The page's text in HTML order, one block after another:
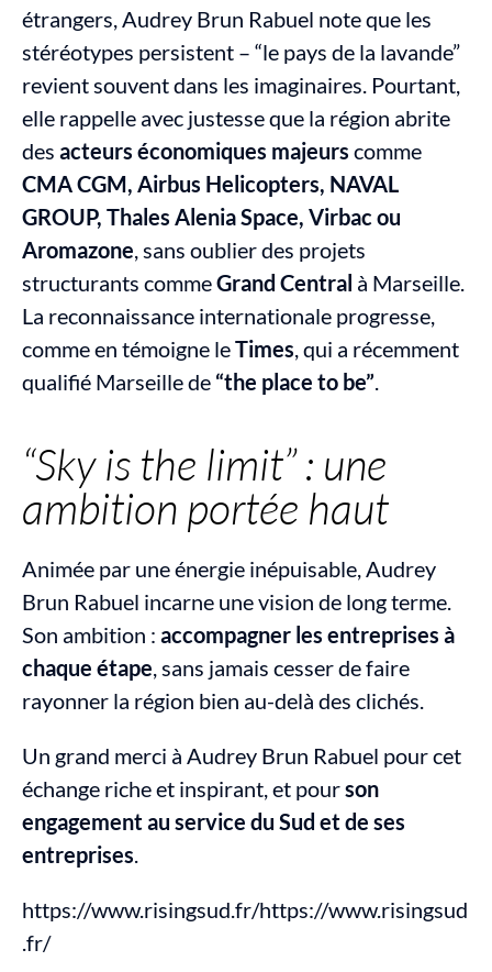
étrangers, Audrey Brun Rabuel note que les
stéréotypes persistent – “le pays de la lavande”
revient souvent dans les imaginaires. Pourtant,
elle rappelle avec justesse que la région abrite
des acteurs économiques majeurs
CMA CGM, Airbus Helicopters, NAVAL
GROUP, Thales Alenia Space, Virbac ou
Aromazone, sans oublier des projets
structurants comme Grand Central à Marseille.
La reconnaissance internationale progresse,
comme en témoigne le Times, qui a récemment
qualifié Marseille de “the place to be”.
“Sky is the limit” : une
ambition portée haut
Animée par une énergie inépuisable, Audrey
Brun Rabuel incarne une vision de long terme.
Son ambition : accompagner les entreprises à
chaque étape, sans jamais cesser de faire
rayonner la région bien au-delà des clichés.
Un grand merci à Audrey Brun Rabuel pour cet
échange riche et inspirant, et pour son
engagement au service du Sud et de ses
entreprises.
https://www.risingsud.fr/https://www.risingsud
.fr/